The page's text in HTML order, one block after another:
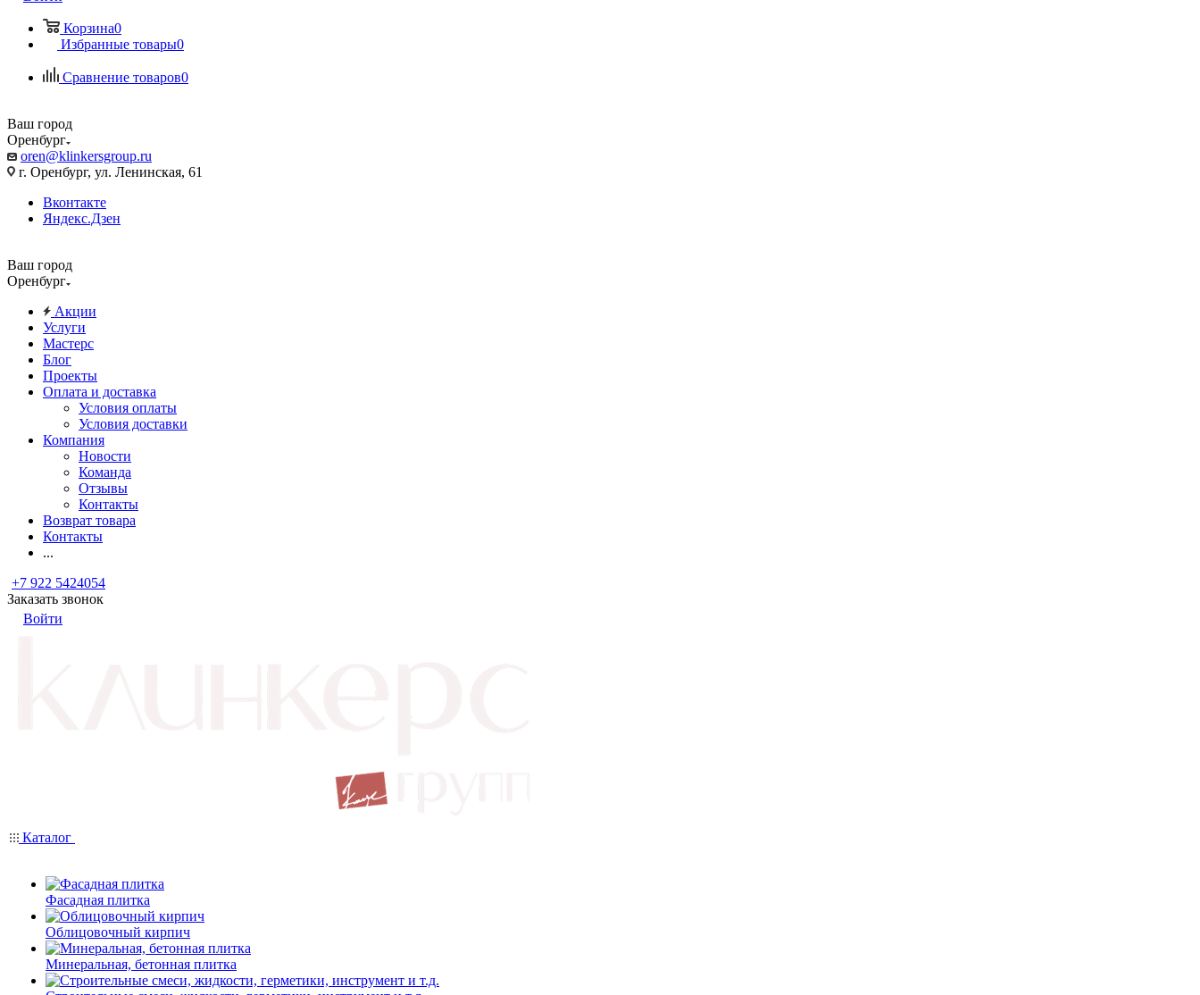
Корзина0
Избранные товары0
Сравнение товаров0
Ваш город
Оренбург
oren@klinkersgroup.ru
г. Оренбург, ул. Ленинская, 61
Вконтакте
Яндекс.Дзен
Ваш город
Оренбург
Акции
Услуги
Мастерс
Блог
Проекты
Оплата и доставка
Условия оплаты
Условия доставки
Компания
Новости
Команда
Отзывы
Контакты
Возврат товара
Контакты
...
+7 922 5424054
Заказать звонок
Войти
Каталог
Фасадная плитка
Облицовочный кирпич
Минеральная, бетонная плитка